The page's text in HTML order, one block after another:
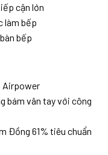
cận lớn
làm bếp
bếp
Airpower
bám vân tay với công
Đồng 61% tiêu chuẩn